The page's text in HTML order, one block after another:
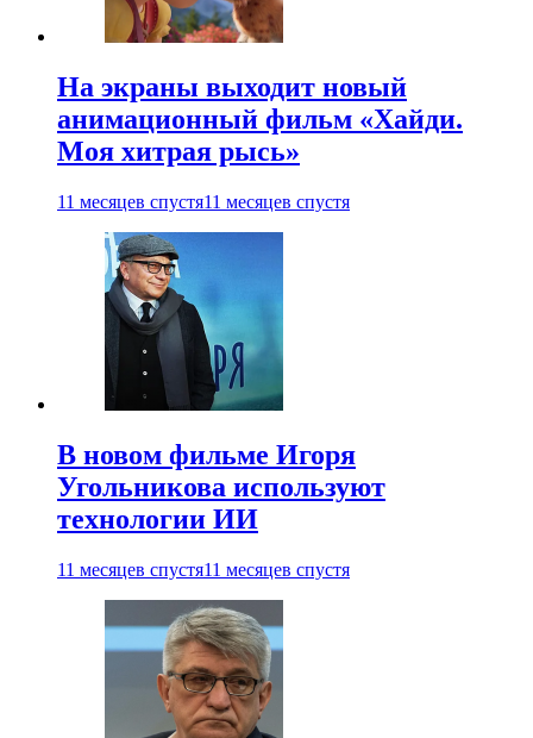
На экраны выходит новый
анимационный фильм «Хайди.
Моя хитрая рысь»
11 месяцев спустя11 месяцев спустя
В новом фильме Игоря
Угольникова используют
технологии ИИ
11 месяцев спустя11 месяцев спустя